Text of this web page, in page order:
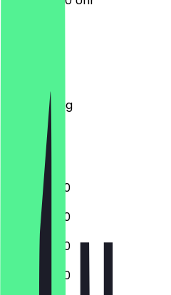
Mittwoch
Donnerstag
Samstag
Sonntag
11:00 - 23:00
11:00 - 23:00
11:00 - 23:00
11:00 - 23:00